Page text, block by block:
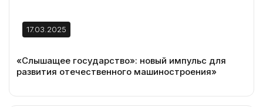
17.03.2025
«Слышащее государство»: новый импульс для
развития отечественного машиностроения»